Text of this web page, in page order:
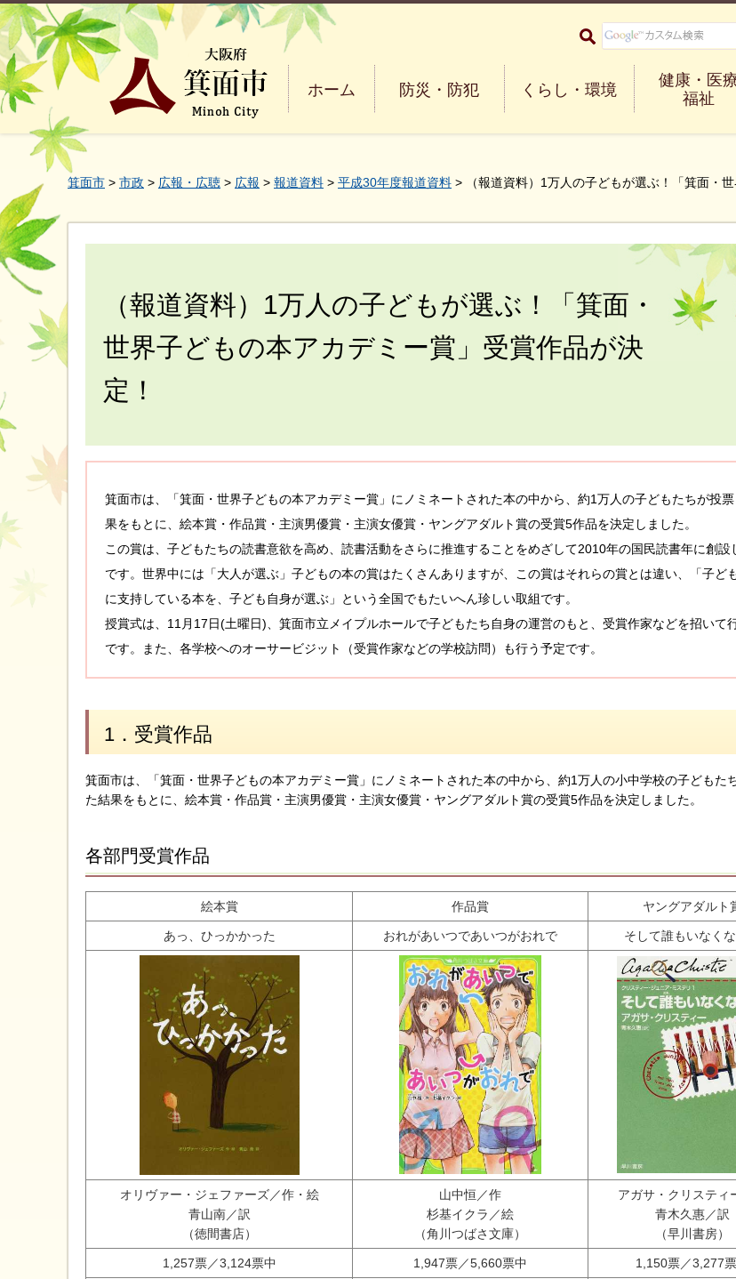
大阪府箕面市 Minoh City
ホーム 防災・防犯 くらし・環境
健康・医
福祉
箕面市 > 市政 > 広報・広聴 > 広報 > 報道資料 > 平成30年度報道資料 > （報道資料）1万人の子どもが選ぶ！「箕面・
（報道資料）1万人の子どもが選ぶ！「箕面・
世界子どもの本アカデミー賞」受賞作品が決
定！
箕面市は、「箕面・世界子どもの本アカデミー賞」にノミネートされた本の中から、約1万人の子どもたちが投
果をもとに、絵本賞・作品賞・主演男優賞・主演女優賞・ヤングアダルト賞の受賞5作品を決定しました。
この賞は、子どもたちの読書意欲を高め、読書活動をさらに推進することをめざして2010年の国民読書年に創設
です。世界中には「大人が選ぶ」子どもの本の賞はたくさんありますが、この賞はそれらの賞とは違い、「子ど
に支持している本を、子ども自身が選ぶ」という全国でもたいへん珍しい取組です。
授賞式は、11月17日(土曜日)、箕面市立メイプルホールで子どもたち自身の運営のもと、受賞作家などを招いて
です。また、各学校へのオーサービジット（受賞作家などの学校訪問）も行う予定です。
1．受賞作品
箕面市は、「箕面・世界子どもの本アカデミー賞」にノミネートされた本の中から、約1万人の小中学校の子どもた
た結果をもとに、絵本賞・作品賞・主演男優賞・主演女優賞・ヤングアダルト賞の受賞5作品を決定しました。
各部門受賞作品
絵本賞 作品賞 ヤングアダルト
あっ、ひっかかった おれがあいつであいつがおれで そして誰もいなく
オリヴァー・ジェファーズ／作・絵
青山南／訳
（徳間書店）
山中恒／作
杉基イクラ／絵
（角川つばさ文庫）
アガサ・クリスティ
青木久惠／訳
（早川書房）
1,257票／3,124票中 1,947票／5,660票中 1,150票／3,277